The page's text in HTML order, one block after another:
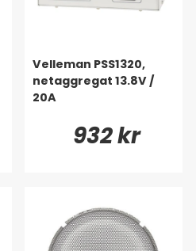
Velleman PSS1320,
netaggregat 13.8V /
20A
932 kr